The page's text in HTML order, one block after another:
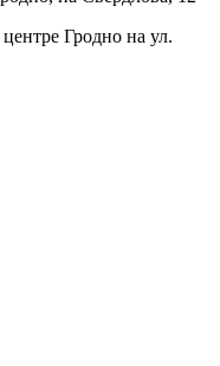
Гродно на ул.